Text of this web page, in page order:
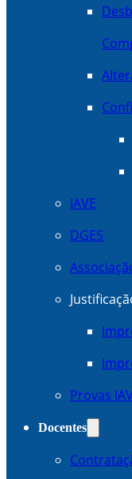
IAVE
DGES
Provas
Docentes